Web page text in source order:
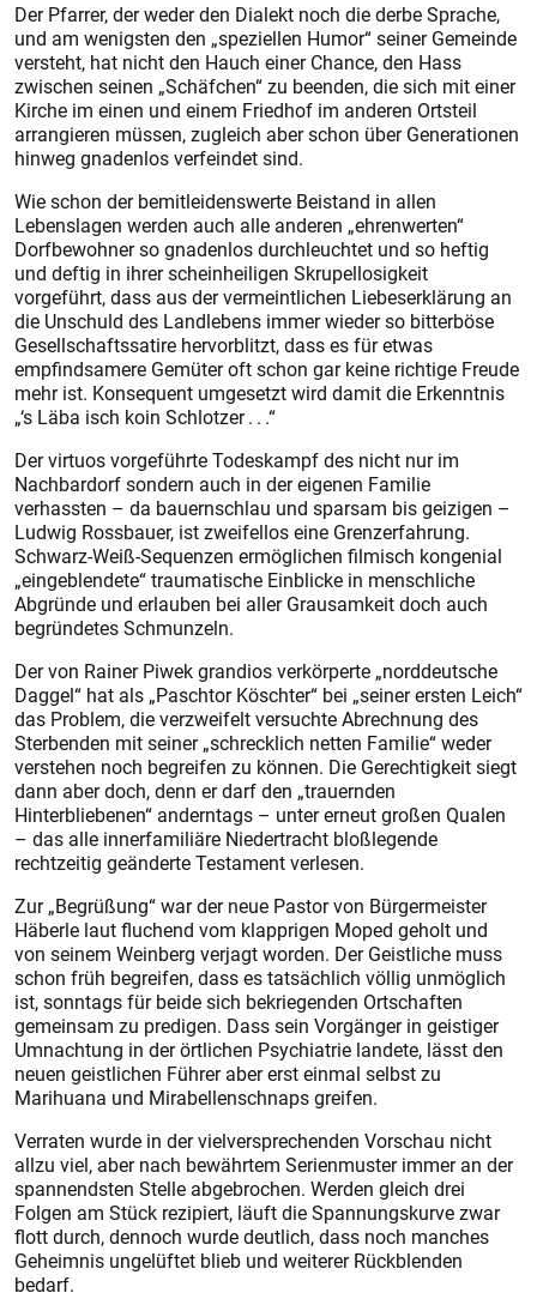
Der Pfarrer, der weder den Dialekt noch die derbe Sprache,
und am wenigsten den „speziellen Humor“ seiner Gemeinde
versteht, hat nicht den Hauch einer Chance, den Hass
zwischen seinen „Schäfchen“ zu beenden, die sich mit einer
Kirche im einen und einem Friedhof im anderen Ortsteil
arrangieren müssen, zugleich aber schon über Generationen
hinweg gnadenlos verfeindet sind.
Wie schon der bemitleidenswerte Beistand in allen
Lebenslagen werden auch alle anderen „ehrenwerten“
Dorfbewohner so gnadenlos durchleuchtet und so heftig
und deftig in ihrer scheinheiligen Skrupellosigkeit
vorgeführt, dass aus der vermeintlichen Liebeserklärung an
die Unschuld des Landlebens immer wieder so bitterböse
Gesellschaftssatire hervorblitzt, dass es für etwas
empfindsamere Gemüter oft schon gar keine richtige Freude
mehr ist. Konsequent umgesetzt wird damit die Erkenntnis
„‘s Läba isch koin Schlotzer . . .“
Der virtuos vorgeführte Todeskampf des nicht nur im
Nachbardorf sondern auch in der eigenen Familie
verhassten – da bauernschlau und sparsam bis geizigen –
Ludwig Rossbauer, ist zweifellos eine Grenzerfahrung.
Schwarz-Weiß-Sequenzen ermöglichen filmisch kongenial
„eingeblendete“ traumatische Einblicke in menschliche
Abgründe und erlauben bei aller Grausamkeit doch auch
begründetes Schmunzeln.
Der von Rainer Piwek grandios verkörperte „norddeutsche
Daggel“ hat als „Paschtor Köschter“ bei „seiner ersten Leich“
das Problem, die verzweifelt versuchte Abrechnung des
Sterbenden mit seiner „schrecklich netten Familie“ weder
verstehen noch begreifen zu können. Die Gerechtigkeit siegt
dann aber doch, denn er darf den „trauernden
Hinterbliebenen“ anderntags – unter erneut großen Qualen
– das alle innerfamiliäre Niedertracht bloßlegende
rechtzeitig geänderte Testament verlesen.
Zur „Begrüßung“ war der neue Pastor von Bürgermeister
Häberle laut fluchend vom klapprigen Moped geholt und
von seinem Weinberg verjagt worden. Der Geistliche muss
schon früh begreifen, dass es tatsächlich völlig unmöglich
ist, sonntags für beide sich bekriegenden Ortschaften
gemeinsam zu predigen. Dass sein Vorgänger in geistiger
Umnachtung in der örtlichen Psychiatrie landete, lässt den
neuen geistlichen Führer aber erst einmal selbst zu
Marihuana und Mirabellenschnaps greifen.
Verraten wurde in der vielversprechenden Vorschau nicht
allzu viel, aber nach bewährtem Serienmuster immer an der
spannendsten Stelle abgebrochen. Werden gleich drei
Folgen am Stück rezipiert, läuft die Spannungskurve zwar
flott durch, dennoch wurde deutlich, dass noch manches
Geheimnis ungelüftet blieb und weiterer Rückblenden
bedarf.